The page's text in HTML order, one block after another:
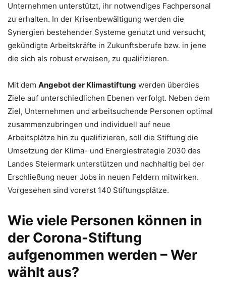
Unternehmen unterstützt, ihr notwendiges Fachpersonal
zu erhalten. In der Krisenbewältigung werden die
Synergien bestehender Systeme genutzt und versucht,
gekündigte Arbeitskräfte in Zukunftsberufe bzw. in jene
die sich als robust erweisen, zu qualifizieren.
Mit dem Angebot der Klimastiftung werden überdies
Ziele auf unterschiedlichen Ebenen verfolgt. Neben dem
Ziel, Unternehmen und arbeitsuchende Personen optimal
zusammenzubringen und individuell auf neue
Arbeitsplätze hin zu qualifizieren, soll die Stiftung die
Umsetzung der Klima- und Energiestrategie 2030 des
Landes Steiermark unterstützen und nachhaltig bei der
Erschließung neuer Jobs in neuen Feldern mitwirken.
Vorgesehen sind vorerst 140 Stiftungsplätze.
Wie viele Personen können in
der Corona-Stiftung
aufgenommen werden – Wer
wählt aus?